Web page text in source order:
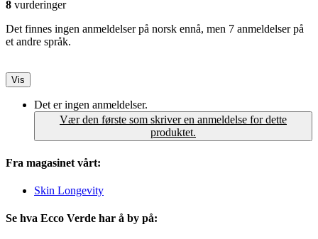
8 vurderinger
Det finnes ingen anmeldelser på norsk ennå, men 7 anmeldelser på
et andre språk.
Vis
Det er ingen anmeldelser.
Vær den første som skriver en anmeldelse for dette
produktet.
Fra magasinet vårt:
Skin Longevity
Se hva Ecco Verde har å by på: